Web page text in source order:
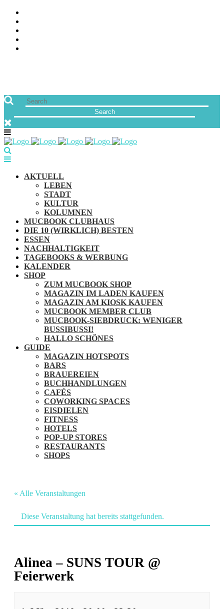
AKTUELL
LEBEN
STADT
KULTUR
KOLUMNEN
MUCBOOK CLUBHAUS
DIE 10 (WIRKLICH) BESTEN
ESSEN
NACHHALTIGKEIT
TAGEBOOKS & WERBUNG
KALENDER
SHOP
ZUM MUCBOOK SHOP
MAGAZIN IM LADEN KAUFEN
MAGAZIN AM KIOSK KAUFEN
MUCBOOK MEMBER CLUB
MUCBOOK-SIEBDRUCK: WENIGER
BUSSIBUSSI!
HALLO SCHÖNES
GUIDE
MAGAZIN HOTSPOTS
BARS
BRAUEREIEN
BUCHHANDLUNGEN
CAFÉS
COWORKING SPACES
EISDIELEN
FITNESS
HOTELS
POP-UP STORES
RESTAURANTS
SHOPS
« Alle Veranstaltungen
Diese Veranstaltung hat bereits stattgefunden.
Alinea – SUNS TOUR @
Feierwerk